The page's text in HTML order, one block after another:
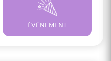
ÉVÉNEMENT